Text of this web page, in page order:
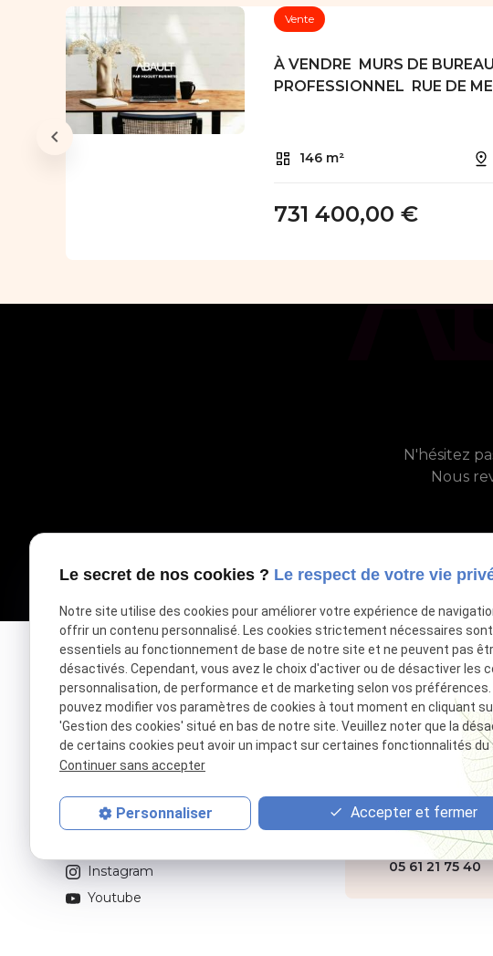
Vente
À VENDRE  MURS DE
PROFESSIONNEL  RUE DE
146 m²
731 400,00 €
N'hésitez
Nous
Votre accompagnateur de réussite
Soyez
Retrouvez-nous sur
Twitter
Instagram
Youtube
3 Rue d'Alsace
31000 Toulouse
05 61 21 75 40
Le secret de nos cookies ? Le respect de votre vie
Notre site utilise des cookies pour améliorer votre expérience de
offrir un contenu personnalisé. Les cookies strictement nécessaires sont
essentiels au fonctionnement de base de notre site et ne peuvent pas
désactivés. Cependant, vous avez le choix d'activer ou de désactiver les
personnalisation, de performance et de marketing selon vos préférences.
pouvez modifier vos paramètres de cookies à tout moment en cliquant
'Gestion des cookies' situé en bas de notre site. Veuillez noter que la
de certains cookies peut avoir un impact sur certaines fonctionnalités du
Continuer sans accepter
Personnaliser Accepter et fermer